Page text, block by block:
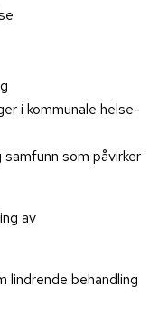
i kommunale helse-
som påvirker
av
lindrende behandling